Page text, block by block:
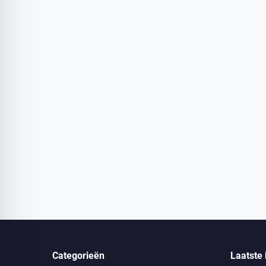
Categorieën Laatste